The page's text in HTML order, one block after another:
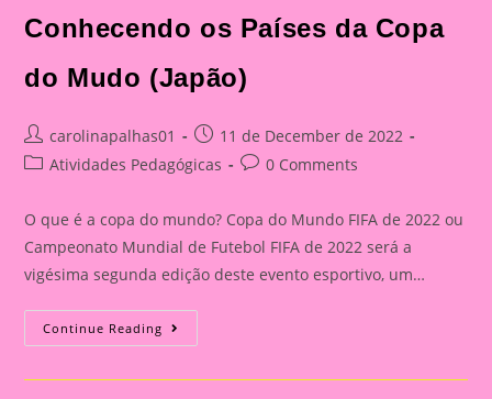
Conhecendo os Países da Copa
do Mudo (Japão)
Post
author:
carolinapalhas01
Post
published:
11 de December de 2022
PostAtividades Pedagógicas
Post0 Comments
O que é a copa do mundo? Copa do Mundo FIFA de 2022 ou
Campeonato Mundial de Futebol FIFA de 2022 será a
vigésima segunda edição deste evento esportivo, um…
Continue Reading Conhecendo
Os
Da